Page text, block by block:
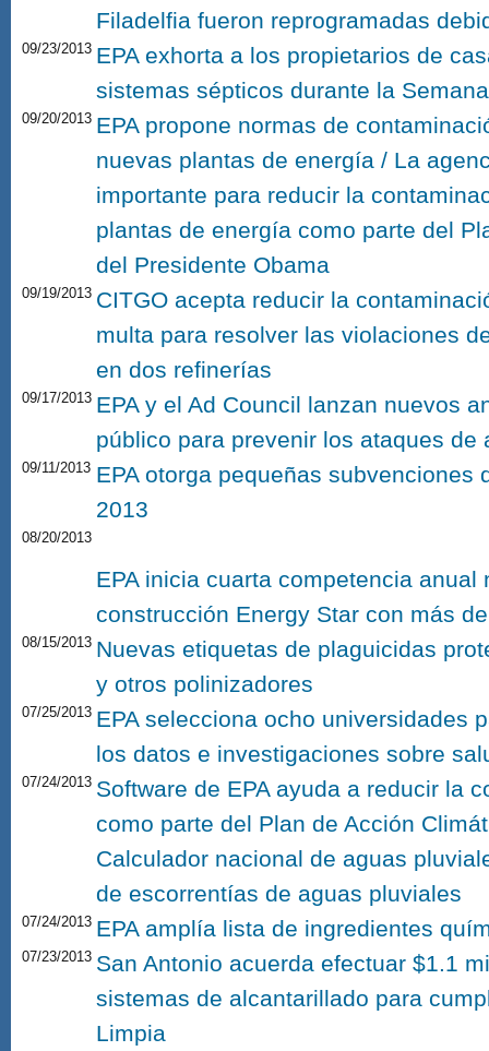
Filadelfia fueron reprogramadas
09/23/2013 EPA exhorta a los propietarios de
sistemas sépticos durante la
09/20/2013 EPA propone normas de
nuevas plantas de energía / La
importante para reducir la
plantas de energía como parte del
del Presidente Obama
09/19/2013 CITGO acepta reducir la
multa para resolver las violaciones
en dos refinerías
09/17/2013 EPA y el Ad Council lanzan nuevos
público para prevenir los ataques de
09/11/2013 EPA otorga pequeñas subvenciones
2013
08/20/2013
EPA inicia cuarta competencia anual
construcción Energy Star con más
08/15/2013 Nuevas etiquetas de plaguicidas
y otros polinizadores
07/25/2013 EPA selecciona ocho universidades
los datos e investigaciones sobre
07/24/2013 Software de EPA ayuda a reducir la
como parte del Plan de Acción
Calculador nacional de aguas
de escorrentías de aguas pluviales
07/24/2013 EPA amplía lista de ingredientes
07/23/2013 San Antonio acuerda efectuar $1.1
sistemas de alcantarillado para
Limpia